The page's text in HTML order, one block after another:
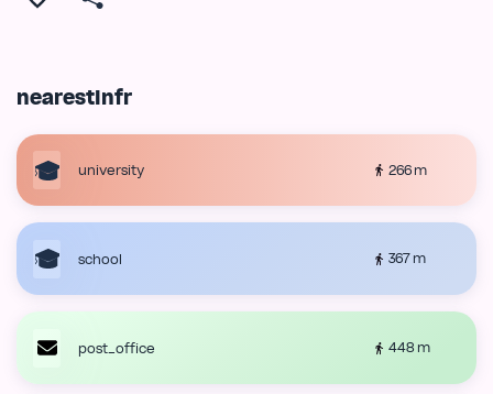
nearestInfr
university 266 m
school 367 m
post_office 448 m